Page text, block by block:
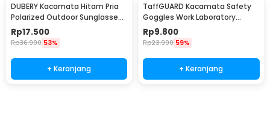
DUBERY Kacamata Hitam Pria
Polarized Outdoor Sunglasses
- D731-04
Rp17.500
Rp36.900 53%
+ Keranjang
TaffGUARD Kacamata Safety
Goggles Work Laboratory
Eyewear - LE979
Rp9.800
Rp23.900 59%
+ Keranjang